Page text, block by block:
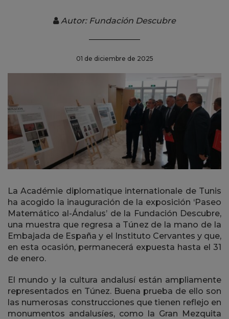
Autor: Fundación Descubre
01 de diciembre de 2025
La Académie diplomatique internationale de Tunis
ha acogido la inauguración de la exposición ‘Paseo
Matemático al-Ándalus’ de la Fundación Descubre,
una muestra que regresa a Túnez de la mano de la
Embajada de España y el Instituto Cervantes y que,
en esta ocasión, permanecerá expuesta hasta el 31
de enero.
El mundo y la cultura andalusí están ampliamente
representados en Túnez. Buena prueba de ello son
las numerosas construcciones que tienen reflejo en
monumentos andalusíes, como la Gran Mezquita